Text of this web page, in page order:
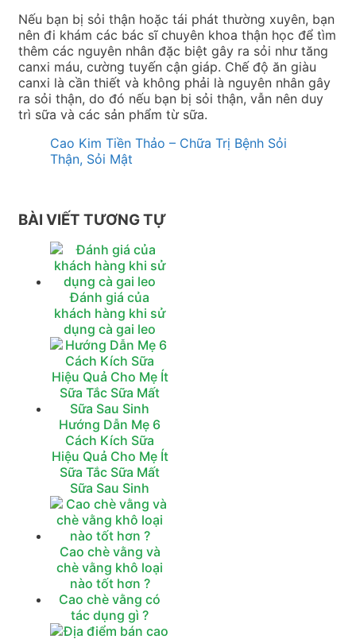
Nếu bạn bị sỏi thận hoặc tái phát thường xuyên, bạn
nên đi khám các bác sĩ chuyên khoa thận học để tìm
thêm các nguyên nhân đặc biệt gây ra sỏi như tăng
canxi máu, cường tuyến cận giáp. Chế độ ăn giàu
canxi là cần thiết và không phải là nguyên nhân gây
ra sỏi thận, do đó nếu bạn bị sỏi thận, vẫn nên duy
trì sữa và các sản phẩm từ sữa.
Cao Kim Tiền Thảo – Chữa Trị Bệnh Sỏi
Thận, Sỏi Mật
BÀI VIẾT TƯƠNG TỰ
Đánh giá của
khách hàng khi sử
dụng cà gai leo
Hướng Dẫn Mẹ 6
Cách Kích Sữa
Hiệu Quả Cho Mẹ Ít
Sữa Tắc Sữa Mất
Sữa Sau Sinh
Cao chè vằng và
chè vằng khô loại
nào tốt hơn ?
Cao chè vằng có
tác dụng gì ?